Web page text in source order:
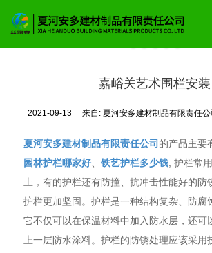
嘉峪关艺术围栏安装
2021-09-13 来自: 夏河安多建材制品有限责任公
夏河安多建材制品有限责任公司 的产品主要
园林护栏哪家好 、铁艺护栏多少钱 , 护栏常
土，有的护栏还有防撞、抗冲击性能好的防
护栏更加坚固。护栏是一种结构复杂、防腐
它不仅可以在保温材料中加入防水层，还可
上一层防水涂料。护栏的防锈处理应该采用